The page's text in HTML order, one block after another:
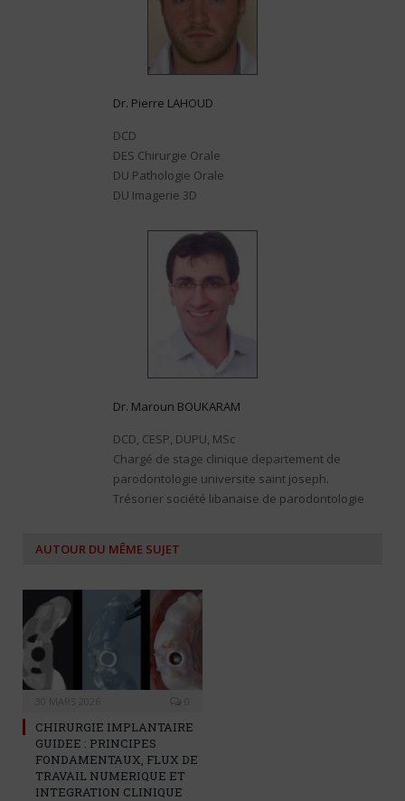
Dr. Pierre LAHOUD
DCD
DES Chirurgie Orale
DU Pathologie Orale
DU Imagerie 3D
Dr. Maroun BOUKARAM
DCD, CESP, DUPU, MSc
Chargé de stage clinique departement de
parodontologie universite saint joseph.
Trésorier société libanaise de parodontologie
AUTOUR DU MÊME SUJET
CHIRURGIE IMPLANTAIRE
GUIDEE : PRINCIPES
FONDAMENTAUX, FLUX DE
TRAVAIL NUMERIQUE ET
INTEGRATION CLINIQUE